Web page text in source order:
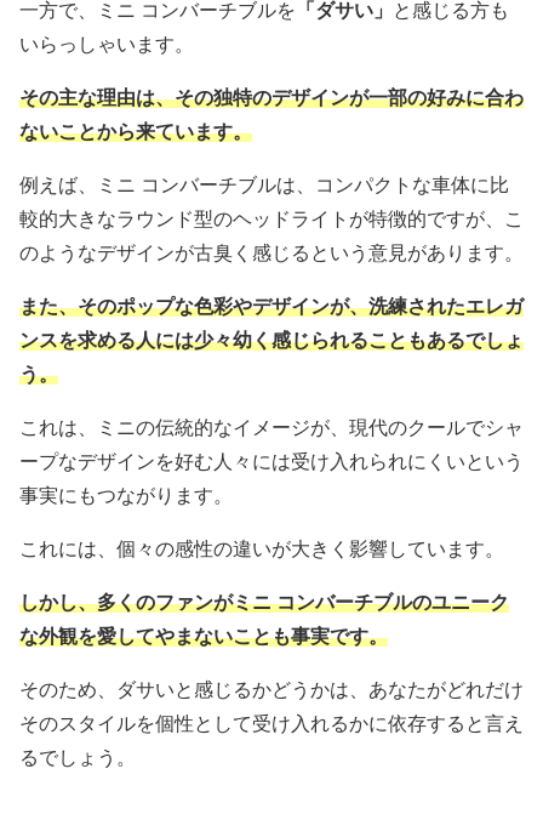
一方で、ミニ コンバーチブルを 「ダサい」
と感じる方も
いらっしゃいます。
その主な理由は、その独特のデザインが一部の好みに合わ
ないことから来ています。
例えば、ミニ コンバーチブルは、コンパクトな車体に比
較的大きなラウンド型のヘッドライトが特徴的ですが、こ
のようなデザインが古臭く感じるという意見があります。
また、そのポップな色彩やデザインが、洗練されたエレガ
ンスを求める人には少々幼く感じられることもあるでしょ
う。
これは、ミニの伝統的なイメージが、現代のクールでシャ
ープなデザインを好む人々には受け入れられにくいという
事実にもつながります。
これには、個々の感性の違いが大きく影響しています。
しかし、多くのファンがミニ コンバーチブルのユニーク
な外観を愛してやまないことも事実です。
そのため、ダサいと感じるかどうかは、あなたがどれだけ
そのスタイルを個性として受け入れるかに依存すると言え
るでしょう。